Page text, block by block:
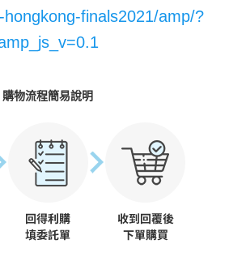
finals2021/amp/?
購物流程簡易說明